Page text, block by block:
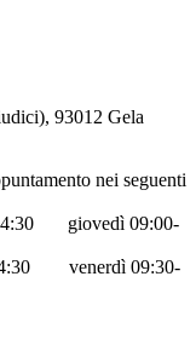
93012 Gela
nei seguenti
giovedì 09:00-
14:30 venerdì 09:30-